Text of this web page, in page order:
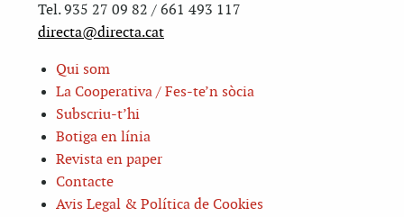
Tel. 935 27 09 82 / 661 493 117
directa@directa.cat
Qui som
La Cooperativa / Fes-te’n sòcia
Subscriu-t’hi
Botiga en línia
Revista en paper
Contacte
Avis Legal & Política de Cookies